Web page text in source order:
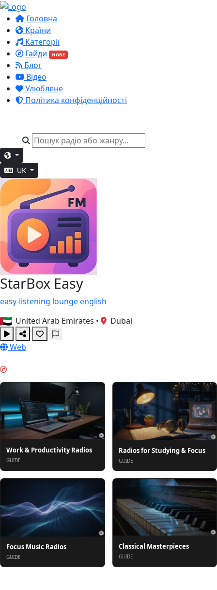
Головна
Країни
Категорії
Гайди
НОВЕ
Блог
Відео
Улюблене
Політика конфіденційності
UK
StarBox Easy
easy-listening loungeenglish
United Arab Emirates • Dubai
Web
Work & Productivity Radios
GUIDE
Radios for Studying & Focus
GUIDE
Focus Music Radios
GUIDE
Classical Masterpieces
GUIDE